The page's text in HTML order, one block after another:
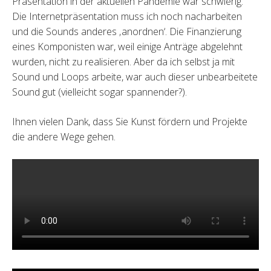
Die Internetpräsentation muss ich noch nacharbeiten
und die Sounds anderes ‚anordnen‘. Die Finanzierung
eines Komponisten war, weil einige Anträge abgelehnt
wurden, nicht zu realisieren. Aber da ich selbst ja mit
Sound und Loops arbeite, war auch dieser unbearbeitete
Sound gut (vielleicht sogar spannender?).
Ihnen vielen Dank, dass Sie Kunst fördern und Projekte
die andere Wege gehen.